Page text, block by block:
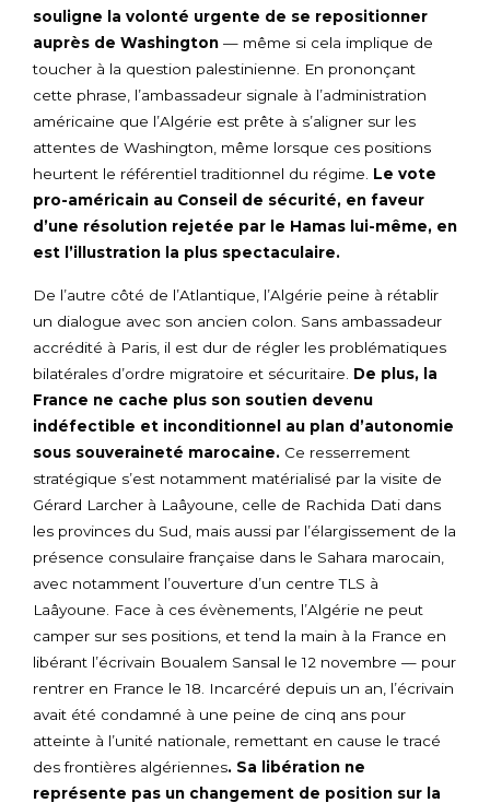
souligne la volonté urgente de se repositionner
auprès de Washington — même si cela implique de
toucher à la question palestinienne. En prononçant
cette phrase, l’ambassadeur signale à l’administration
américaine que l’Algérie est prête à s’aligner sur les
attentes de Washington, même lorsque ces positions
heurtent le référentiel traditionnel du régime. Le vote
pro-américain au Conseil de sécurité, en faveur
d’une résolution rejetée par le Hamas lui-même, en
est l’illustration la plus spectaculaire.
De l’autre côté de l’Atlantique, l’Algérie peine à rétablir
un dialogue avec son ancien colon. Sans ambassadeur
accrédité à Paris, il est dur de régler les problématiques
bilatérales d’ordre migratoire et sécuritaire. De plus, la
France ne cache plus son soutien devenu
indéfectible et inconditionnel au plan d’autonomie
sous souveraineté marocaine. Ce resserrement
stratégique s’est notamment matérialisé par la visite de
Gérard Larcher à Laâyoune, celle de Rachida Dati dans
les provinces du Sud, mais aussi par l’élargissement de la
présence consulaire française dans le Sahara marocain,
avec notamment l’ouverture d’un centre TLS à
Laâyoune. Face à ces évènements, l’Algérie ne peut
camper sur ses positions, et tend la main à la France en
libérant l’écrivain Boualem Sansal le 12 novembre — pour
rentrer en France le 18. Incarcéré depuis un an, l’écrivain
avait été condamné à une peine de cinq ans pour
atteinte à l’unité nationale, remettant en cause le tracé
des frontières algériennes. Sa libération ne
représente pas un changement de position sur la